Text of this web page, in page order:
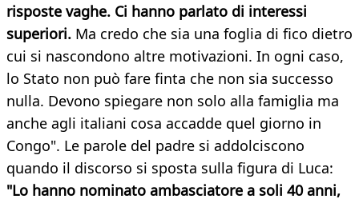
risposte vaghe. Ci hanno parlato di interessi
superiori. Ma credo che sia una foglia di fico dietro
cui si nascondono altre motivazioni. In ogni caso,
lo Stato non può fare finta che non sia successo
nulla. Devono spiegare non solo alla famiglia ma
anche agli italiani cosa accadde quel giorno in
Congo". Le parole del padre si addolciscono
quando il discorso si sposta sulla figura di Luca:
"Lo hanno nominato ambasciatore a soli 40 anni,